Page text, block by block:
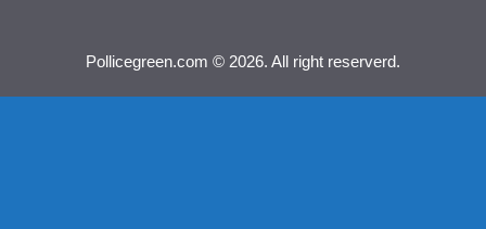
Pollicegreen.com © 2026. All right reserverd.